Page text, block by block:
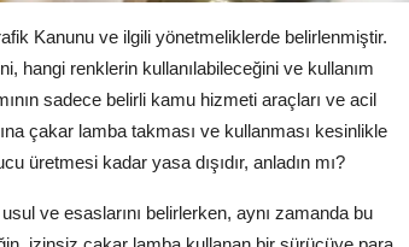
Kanunu ve ilgili yönetmeliklerde belirlenmiştir.
hangi renklerin kullanılabileceğini ve kullanım
sadece belirli kamu hizmeti araçları ve acil
çakar lamba takması ve kullanması kesinlikle
üretmesi kadar yasa dışıdır, anladın mı?
ve esaslarını belirlerken, aynı zamanda bu